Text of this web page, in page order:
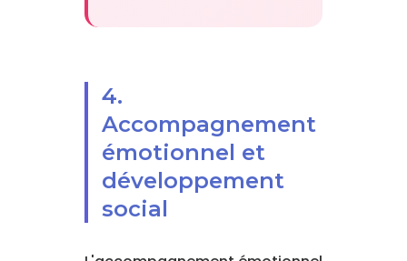
4.
Accompagnement
émotionnel et
développement
social